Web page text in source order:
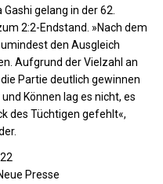
gelang in der 62.
2:2-Endstand. »Nach dem
den Ausgleich
Aufgrund der Vielzahl an
Partie deutlich gewinnen
Können lag es nicht, es
des Tüchtigen gefehlt«,
Presse